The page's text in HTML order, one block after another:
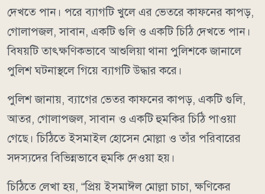
দেখতে পান। পরে ব্যাগটি খুলে এর ভেতরে কাফনের কাপড়,
গোলাপজল, সাবান, একটি গুলি ও একটি চিঠি দেখতে পান।
বিষয়টি তাৎক্ষণিকভাবে আশুলিয়া থানা পুলিশকে জানালে
পুলিশ ঘটনাস্থলে গিয়ে ব্যাগটি উদ্ধার করে।
পুলিশ জানায়, ব্যাগের ভেতর কাফনের কাপড়, একটি গুলি,
আতর, গোলাপজল, সাবান ও একটি হুমকির চিঠি পাওয়া
গেছে। চিঠিতে ইসমাইল হোসেন মোল্লা ও তাঁর পরিবারের
সদস্যদের বিভিন্নভাবে হুমকি দেওয়া হয়।
চিঠিতে লেখা হয়, “প্রিয় ইসমাঈল মোল্লা চাচা, ক্ষণিকের